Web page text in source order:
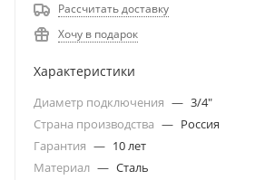
Рассчитать доставку
Хочу в подарок
Характеристики
Диаметр подключения — 3/4"
Страна производства — Россия
Гарантия — 10 лет
Материал — Сталь